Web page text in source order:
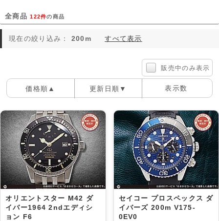
買いたい 売りたい
サポート マイページ
価格ダウン
価格の交渉
アーカイブ ブログ・特集記事
全商品122件の商品
現在の絞り込み： 200m すべて表示
販売中のみ表示
価格順▲ 更新日順▼ 表示数
40件
60件
100件
オリエントスター M42 ダ
イバー1964 2ndエディシ
ョン F6
セイコー プロスペックス ダ
イバーズ 200m V175-
0EV0